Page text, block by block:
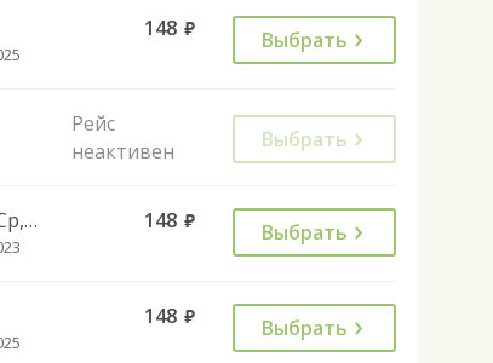
148 руб. Выбрать
Рейс
неактивен
Выбрать
Пн,Вт,Ср,Чт,Пт 148 руб. Выбрать
148 руб. Выбрать